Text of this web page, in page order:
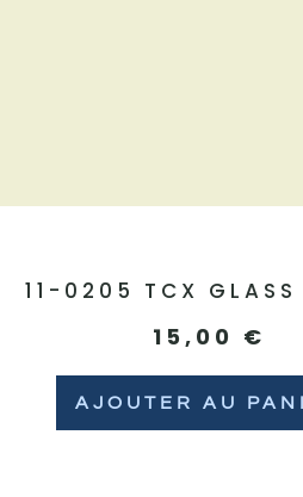
11-0205 TCX GLASS
15,00 €
AJOUTER AU